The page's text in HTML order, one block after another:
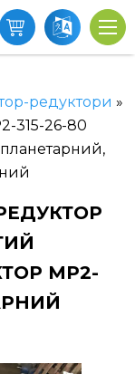
редуктори »
315-26-80
МР2-